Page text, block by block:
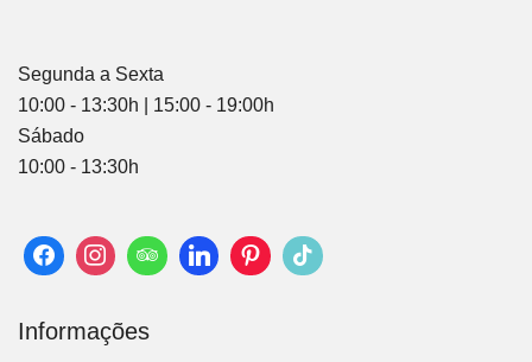
Segunda a Sexta
10:00 - 13:30h | 15:00 - 19:00h
Sábado
10:00 - 13:30h
Informações